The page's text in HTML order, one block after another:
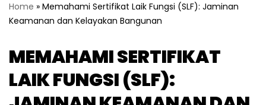
Home » Memahami Sertifikat Laik Fungsi (SLF): Jaminan
Keamanan dan Kelayakan Bangunan
MEMAHAMI SERTIFIKAT
LAIK FUNGSI (SLF):